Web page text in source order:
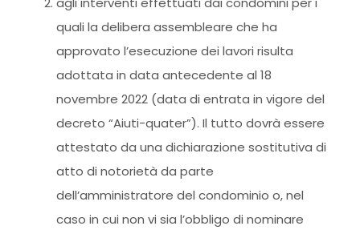
quali la delibera assembleare che ha
approvato l’esecuzione dei lavori risulta
adottata in data antecedente al 18
novembre 2022 (data di entrata in vigore del
decreto “Aiuti-quater”). Il tutto dovrà essere
attestato da una dichiarazione sostitutiva di
atto di notorietà da parte
dell’amministratore del condominio o, nel
caso in cui non vi sia l’obbligo di nominare